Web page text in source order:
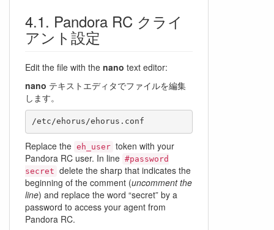
Pandora RC クライ
アント設定
Edit the file with the nano text editor:
nano テキストエディタでファイルを編集
します。
Replace the eh_user token with your
Pandora RC user. In line #password
secret delete the sharp that indicates the
beginning of the comment (uncomment the
line) and replace the word “secret” by a
password to access your agent from
Pandora RC.